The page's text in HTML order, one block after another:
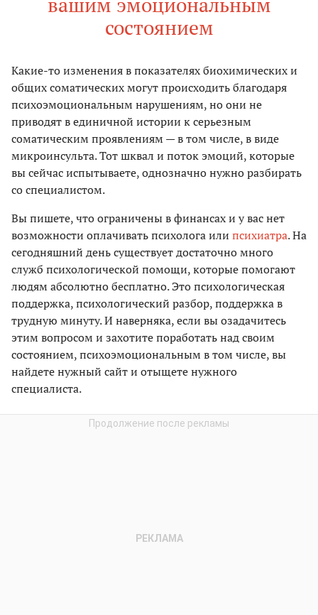
состоянием
Какие-то изменения в показателях биохимических и
общих соматических могут происходить благодаря
психоэмоциональным нарушениям, но они не
приводят в единичной истории к серьезным
соматическим проявлениям — в том числе, в виде
микроинсульта. Тот шквал и поток эмоций, которые
вы сейчас испытываете, однозначно нужно разбирать
со специалистом.
Вы пишете, что ограничены в финансах и у вас нет
возможности оплачивать психолога или психиатра. На
сегодняшний день существует достаточно много
служб психологической помощи, которые помогают
людям абсолютно бесплатно. Это психологическая
поддержка, психологический разбор, поддержка в
трудную минуту. И наверняка, если вы озадачитесь
этим вопросом и захотите поработать над своим
состоянием, психоэмоциональным в том числе, вы
найдете нужный сайт и отыщете нужного
специалиста.